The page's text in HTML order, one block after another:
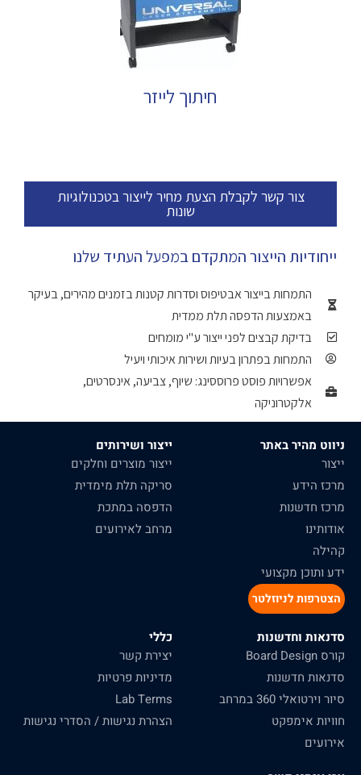
חיתוך לייזר
צור קשר לקבלת הצעת מחיר לייצור בטכנולוגיות
שונות
ייחודיות הייצור המתקדם במפעל העתיד שלנו
התמחות בייצור אבטיפוס וסדרות קטנות בזמנים מהירים, בעיקר
באמצעות הדפסה תלת ממדית
בדיקת קבצים לפני ייצור ע''י מומחים
התמחות בפתרון בעיות ושירות איכותי ויעיל
אפשרויות פוסט פרוססינג: שיוף, צביעה, אינסרטים,
אלקטרוניקה
ניווט מהיר באתר
ייצור
מרכז הידע
מרכז חדשנות
אודותינו
קהילה
ידע ותוכן מקצועי
הצטרפות לניוזלטר
ייצור ושירותים
ייצור מוצרים וחלקים
סריקה תלת מימדית
הדפסה במתכת
מרחב לאירועים
סדנאות וחדשנות
קורס Board Design
סדנאות חדשנות
סיור וירטואלי 360 במרחב
חוויות אימפקט
אירועים
כללי
יצירת קשר
מדיניות פרטיות
Lab Terms
הצהרת נגישות / הסדרי נגישות